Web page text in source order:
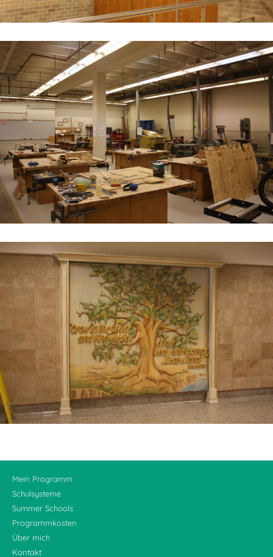
Mein Programm
Schulsysteme
Summer Schools
Programmkosten
Über mich
Kontakt